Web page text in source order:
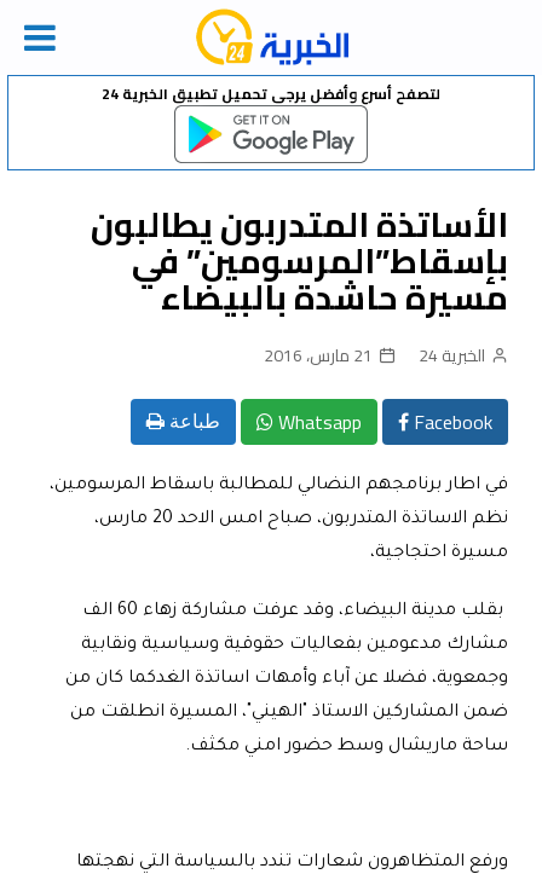
Skip
لتصفح أسرع وأفضل يرجى تحميل تطبيق الخبرية 24
الأساتذة المتدربون يطالبون
بإسقاط”المرسومين” في
مسيرة حاشدة بالبيضاء
الخبرية 24 21 مارس، 2016
Facebook
Whatsapp طباعة
في اطار برنامجهم النضالي للمطالبة باسقاط المرسومين،
نظم الاساتذة المتدربون، صباح امس الاحد 20 مارس،
مسيرة احتجاجية،
بقلب مدينة البيضاء، وقد عرفت مشاركة زهاء 60 الف
مشارك مدعومين بفعاليات حقوقية وسياسية ونقابية
وجمعوية، فضلا عن آباء وأمهات اساتذة الغدكما كان من
ضمن المشاركين الاستاذ "الهيني"، المسيرة انطلقت من
ساحة ماريشال وسط حضور امني مكثف.
ورفع المتظاهرون شعارات تندد بالسياسة التي نهجتها